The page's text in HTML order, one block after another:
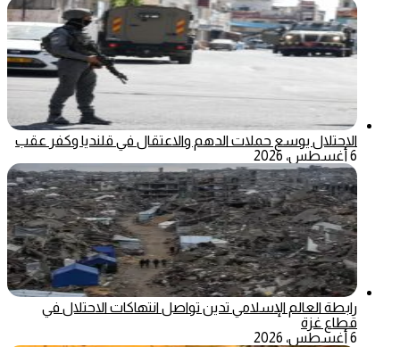
الاحتلال يوسع حملات الدهم والاعتقال في قلنديا وكفر عقب
6 أغسطس، 2026
رابطة العالم الإسلامي تدين تواصل انتهاكات الاحتلال في
قطاع غزة
6 أغسطس، 2026